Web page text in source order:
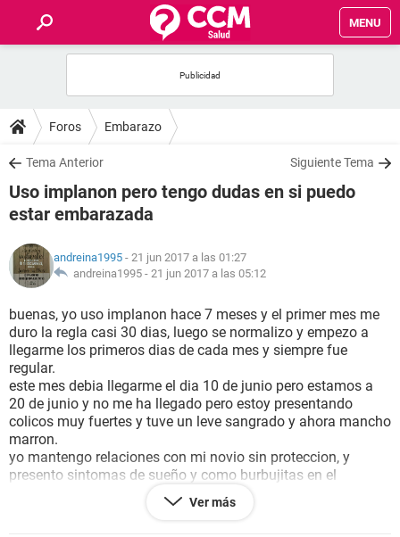
MENU
FOROS
SALUD
FAMILIA
NUTRICIÓN
SEXUALIDAD
GLOSARIO
Foros Embarazo
Tema Anterior Siguiente Tema
Uso implanon pero tengo dudas en si puedo
estar embarazada
andreina1995 - 21 jun 2017 a las 01:27
andreina1995 - 21 jun 2017 a las 05:12
buenas, yo uso implanon hace 7 meses y el primer mes me
duro la regla casi 30 dias, luego se normalizo y empezo a
llegarme los primeros dias de cada mes y siempre fue
regular.
este mes debia llegarme el dia 10 de junio pero estamos a
20 de junio y no me ha llegado pero estoy presentando
colicos muy fuertes y tuve un leve sangrado y ahora mancho
marron.
yo mantengo relaciones con mi novio sin proteccion, y
presento sintomas de sueño y como burbujitas en el
estomago, tambien muchas ganas de vomitar y no presento
asco por comidas pero si falta de apetito y me estoy
Ver más